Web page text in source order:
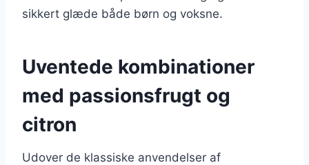
sikkert glæde både børn og voksne.
Uventede kombinationer
med passionsfrugt og
citron
Udover de klassiske anvendelser af